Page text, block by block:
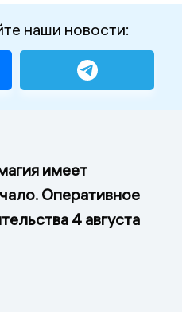
наши новости:
имеет
Оперативное
4 августа